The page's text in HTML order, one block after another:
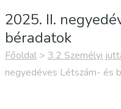
2025. II.
béradatok
Főoldal > 3.2 Személyi
negyedéves Létszám- és